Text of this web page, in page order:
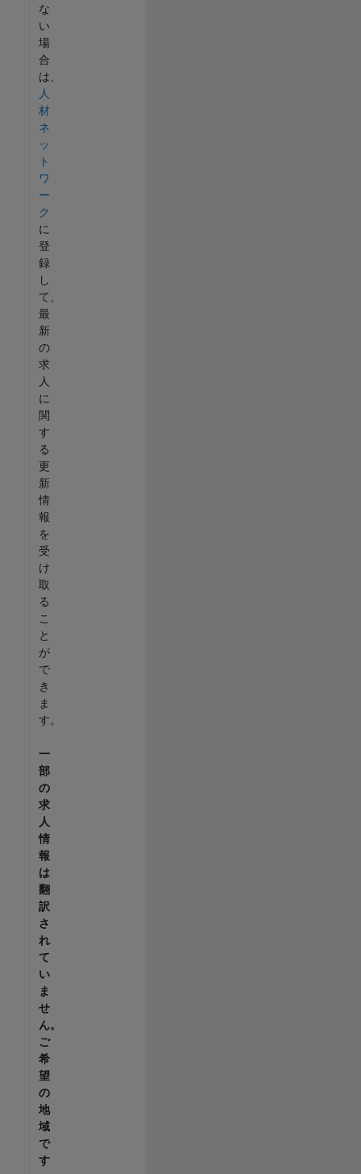
な
い
場
合
は、
人
材
ネ
ッ
ト
ワ
ー
ク
に
登
録
し
て、
最
新
の
求
人
に
関
す
る
更
新
情
報
を
受
け
取
る
こ
と
が
で
き
ま
す。
一
部
の
求
人
情
報
は
翻
訳
さ
れ
て
い
ま
せ
ん。
ご
希
望
の
地
域
で
す